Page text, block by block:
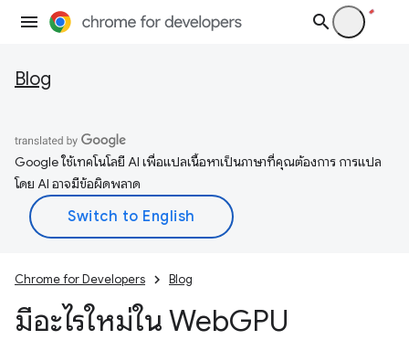
Blog
Google ใช้เทคโนโลยี AI เพื่อแปลเนื้อหาเป็นภาษาที่คุณต้องการ การแปล
โดย AI อาจมีข้อผิดพลาด
Chrome for Developers Blog
มีอะไรใหม่ใน WebGPU